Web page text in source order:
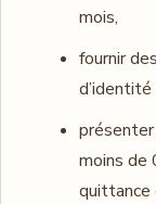
mois,
fournir
moins de
quittance